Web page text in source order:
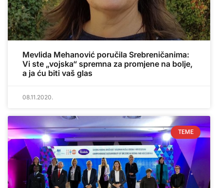
Mevlida Mehanović poručila Srebreničanima:
Vi ste „vojska“ spremna za promjene na bolje,
a ja ću biti vaš glas
08.11.2020.
TEME